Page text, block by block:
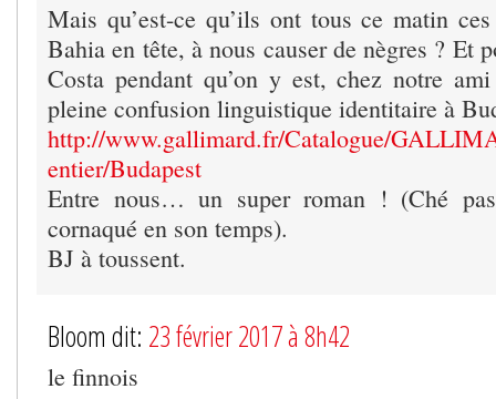
Mais qu’est-ce qu’ils ont tous ce matin
Bahia en tête, à nous causer de nègres ? Et
Costa pendant qu’on y est, chez notre
pleine confusion linguistique identitaire à
http://www.gallimard.fr/Catalogue/
entier/Budapest
Entre nous… un super roman ! (Ché
cornaqué en son temps).
BJ à toussent.
Bloom dit: 23 février 2017 à 8h42
le finnois